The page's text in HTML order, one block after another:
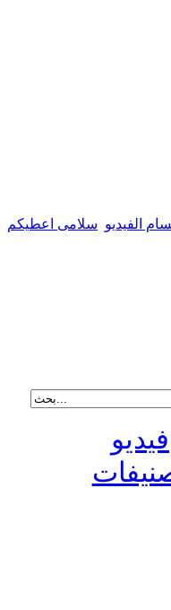
الفيديو سلامى اعطيكم
فيديو